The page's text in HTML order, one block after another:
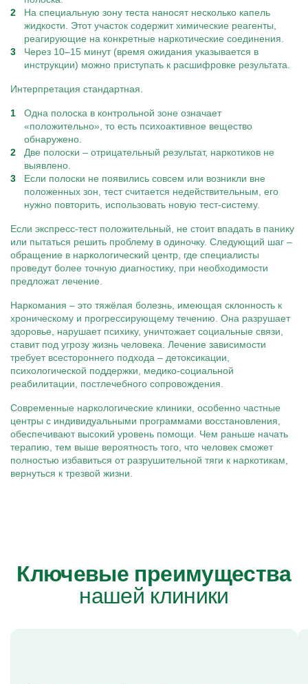
На специальную зону теста наносят несколько капель
жидкости. Этот участок содержит химические реагенты,
реагирующие на конкретные наркотические соединения.
Через 10–15 минут (время ожидания указывается в
инструкции) можно приступать к расшифровке результата.
Интерпретация стандартная.
Одна полоска в контрольной зоне означает
«положительно», то есть психоактивное вещество
обнаружено.
Две полоски – отрицательный результат, наркотиков не
выявлено.
Если полоски не появились совсем или возникли вне
положенных зон, тест считается недействительным, его
нужно повторить, использовать новую тест-систему.
Если экспресс-тест положительный, не стоит впадать в панику
или пытаться решить проблему в одиночку. Следующий шаг –
обращение в наркологический центр, где специалисты
проведут более точную диагностику, при необходимости
предложат лечение.
Наркомания – это тяжёлая болезнь, имеющая склонность к
хроническому и прогрессирующему течению. Она разрушает
здоровье, нарушает психику, уничтожает социальные связи,
ставит под угрозу жизнь человека. Лечение зависимости
требует всестороннего подхода – детоксикации,
психологической поддержки, медико-социальной
реабилитации, постлечебного сопровождения.
Современные наркологические клиники, особенно частные
центры с индивидуальными программами восстановления,
обеспечивают высокий уровень помощи. Чем раньше начать
терапию, тем выше вероятность того, что человек сможет
полностью избавиться от разрушительной тяги к наркотикам,
вернуться к трезвой жизни.
Ключевые преимущества
нашей клиники